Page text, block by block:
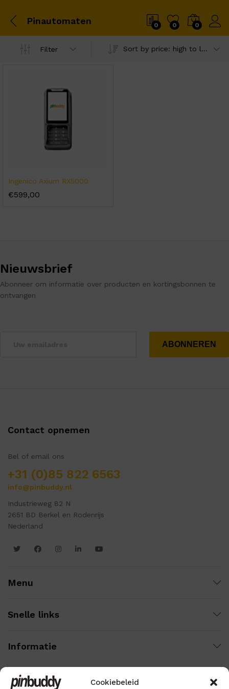
Cookiebeleid
Pinautomaten 0 0 0
Filter Sort by price: high to low
Ingenico Axium RX5000
€599,00
Nieuwsbrief
Abonneer om informatie over producten en kortingsbonnen te
ontvangen
Contact opnemen
Bel of email ons
+31 (0)85 822 6563
info@pinbuddy.nl
Industrieweg 82 N
2651 BD Berkel en Rodenrijs
Nederland
Menu
Snelle links
Informatie